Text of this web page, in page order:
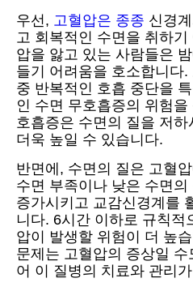
우선, 고혈압은 종종 신경
고 회복적인 수면을 취하
압을 앓고 있는 사람들은
들기 어려움을 호소합니다
중 반복적인 호흡 중단을
인 수면 무호흡증의 위험
호흡증은 수면의 질을 저
더욱 높일 수 있습니다.
반면에, 수면의 질은 고혈
수면 부족이나 낮은 수면
증가시키고 교감신경계를
니다. 6시간 이하로 규칙적
압이 발생할 위험이 더 높
문제는 고혈압의 증상일
어 이 질병의 치료와 관리